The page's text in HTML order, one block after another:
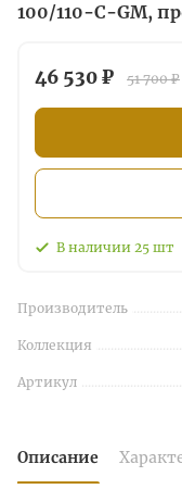
100/110-C-GM,
46 530 ₽ 51 700 ₽
В наличии 25 шт
Производитель
Коллекция
Артикул
Описание